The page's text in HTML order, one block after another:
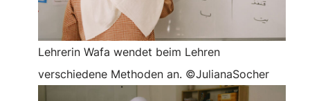
Lehrerin Wafa wendet beim Lehren
verschiedene Methoden an. ©JulianaSocher